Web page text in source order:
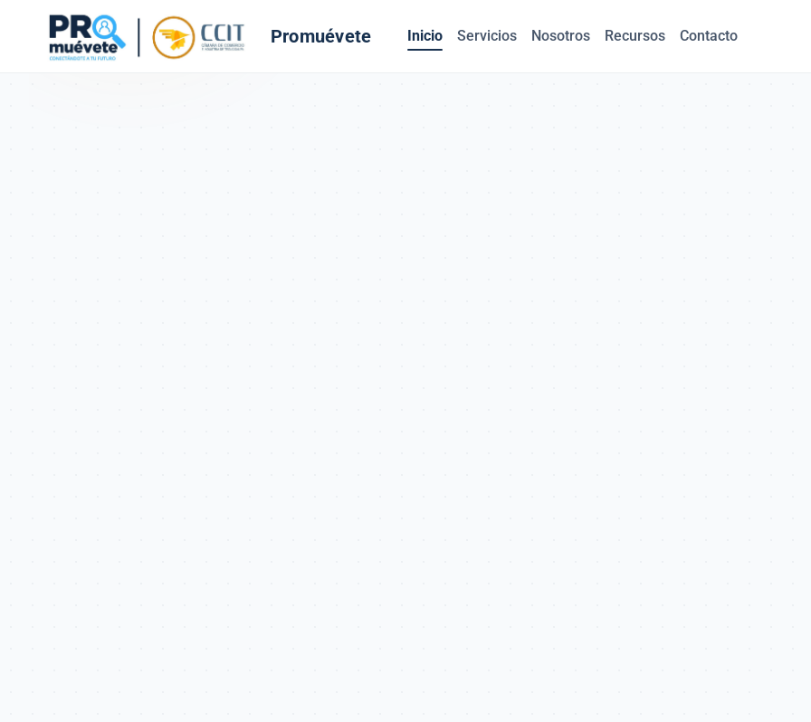
Promuévete Inicio Servicios Nosotros Recursos Contacto